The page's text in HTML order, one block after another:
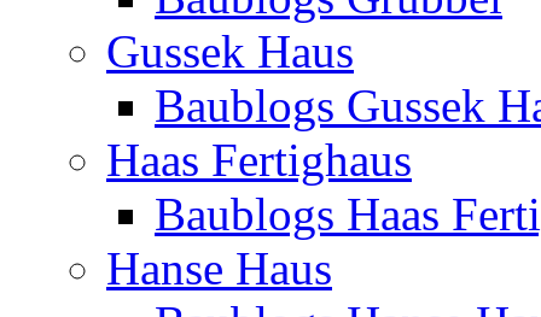
Gussek Haus
Baublogs Gussek
Haas Fertighaus
Baublogs Haas
Hanse Haus